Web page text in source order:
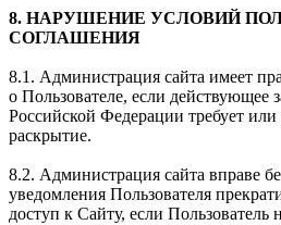
8. НАРУШЕНИЕ УСЛОВИЙ
СОГЛАШЕНИЯ
8.1. Администрация сайта имеет
о Пользователе, если действующее
Российской Федерации требует или
раскрытие.
8.2. Администрация сайта вправе
уведомления Пользователя
доступ к Сайту, если Пользователь